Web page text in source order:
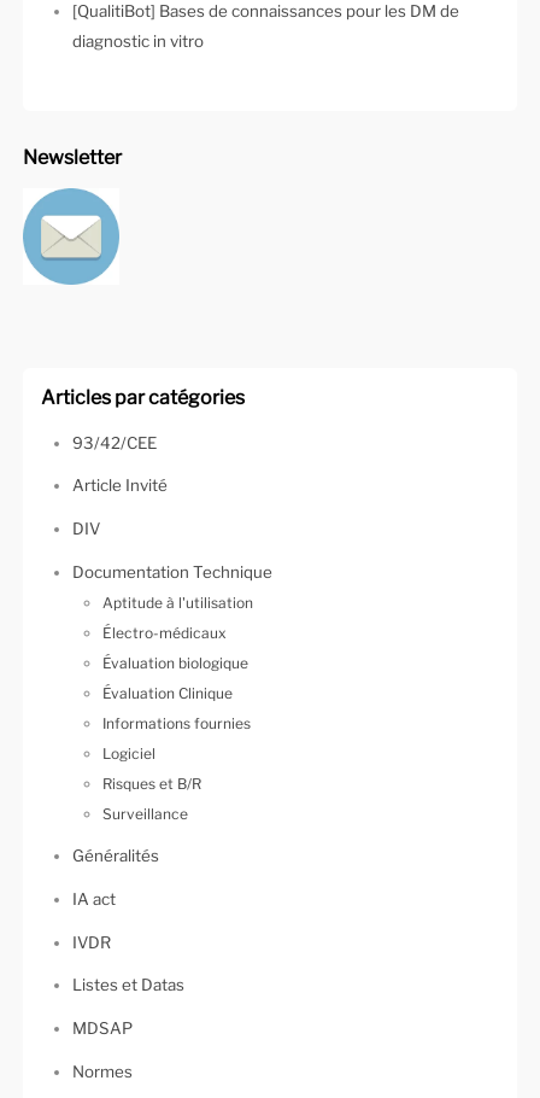
[QualitiBot] Bases de connaissances pour les DM de
diagnostic in vitro
Newsletter
Articles par catégories
93/42/CEE
Article Invité
DIV
Documentation Technique
Aptitude à l'utilisation
Électro-médicaux
Évaluation biologique
Évaluation Clinique
Informations fournies
Logiciel
Risques et B/R
Surveillance
Généralités
IA act
IVDR
Listes et Datas
MDSAP
Normes